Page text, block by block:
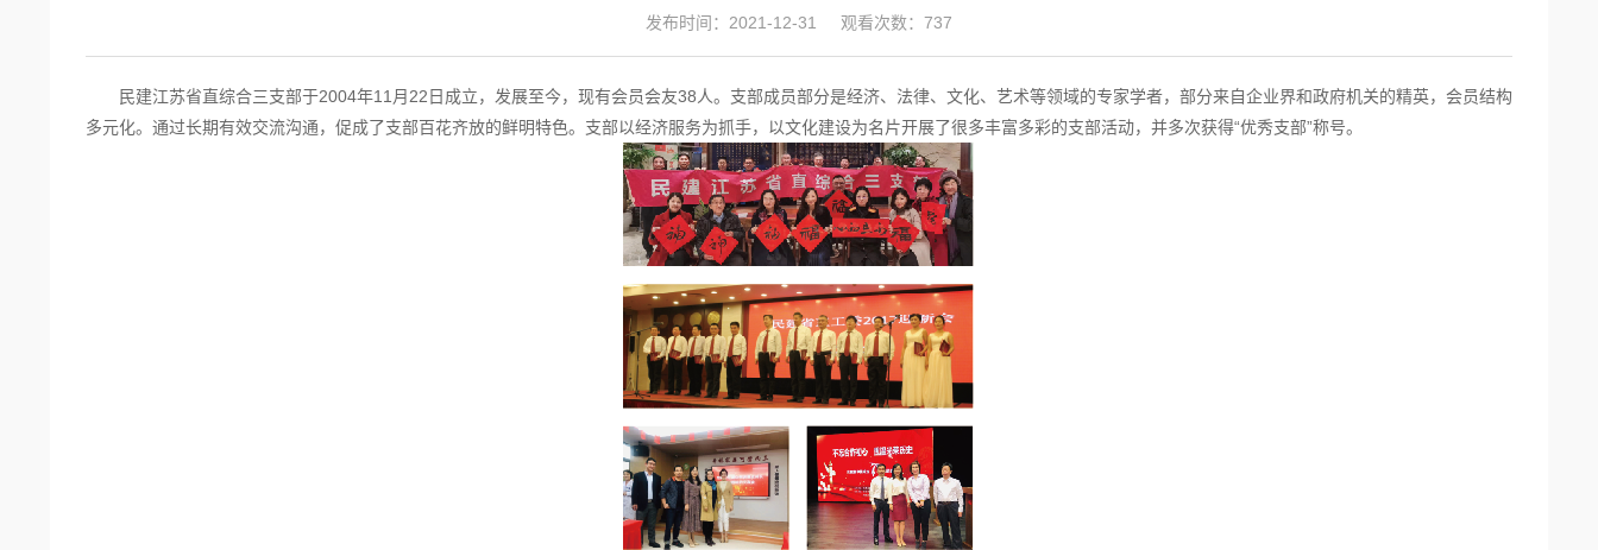
发布时间：2021-12-31 观看次数：737
民建江苏省直综合三支部于2004年11月22日成立，发展至今，现有会员会友38人。支部成员部分是经济、法律、文化、艺术等领域的专家学者，部分来自企业界和政府机关的精英，会员结构
多元化。通过长期有效交流沟通，促成了支部百花齐放的鲜明特色。支部以经济服务为抓手，以文化建设为名片开展了很多丰富多彩的支部活动，并多次获得“优秀支部”称号。